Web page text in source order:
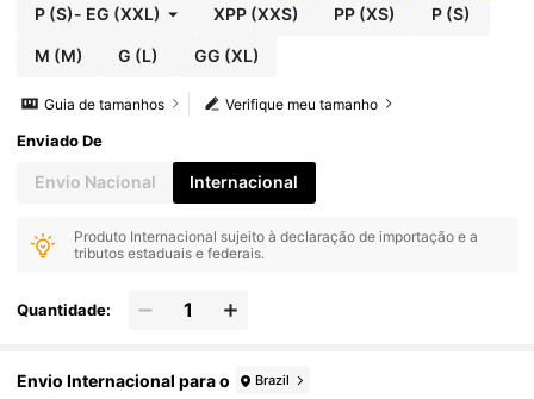
P(S)- EG (XXL) XPP (XXS) PP (XS) P (S)
M (M) G (L) GG (XL)
Verifique meu tamanho
Guia de tamanhos
Enviado De
Envio Nacional Internacional
Produto Internacional sujeito à declaração de importação e a
tributos estaduais e federais.
Quantidade:
Envio Internacional para o Brazil